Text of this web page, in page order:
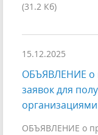
(31.2 Кб)
15.12.2025
ОБЪЯВЛЕНИЕ о
заявок для
организациями
ОБЪЯВЛЕНИЕ о